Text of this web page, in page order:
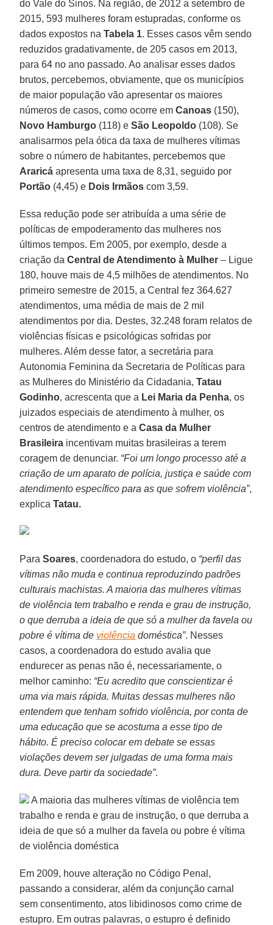
do Vale do Sinos. Na região, de 2012 a setembro de
2015, 593 mulheres foram estupradas, conforme os
dados expostos naTabela 1. Esses casos vêm sendo
reduzidos gradativamente, de 205 casos em 2013,
para 64 no ano passado. Ao analisar esses dados
brutos, percebemos, obviamente, que os municípios
de maior população vão apresentar os maiores
números de casos, como ocorre emCanoas (150),
Novo Hamburgo (118) eSão Leopoldo (108). Se
analisarmos pela ótica da taxa de mulheres vítimas
sobre o número de habitantes, percebemos que
Araricá apresenta uma taxa de 8,31, seguido por
Portão (4,45) e Dois Irmãos com 3,59.
Essa redução pode ser atribuída a uma série de
políticas de empoderamento das mulheres nos
últimos tempos. Em 2005, por exemplo, desde a
criação daCentral de Atendimento à Mulher – Ligue
180, houve mais de 4,5 milhões de atendimentos. No
primeiro semestre de 2015, a Central fez 364.627
atendimentos, uma média de mais de 2 mil
atendimentos por dia. Destes, 32.248 foram relatos de
violências físicas e psicológicas sofridas por
mulheres. Além desse fator, a secretária para
Autonomia Feminina da Secretaria de Políticas para
as Mulheres do Ministério da Cidadania,Tatau
Godinho, acrescenta que a Lei Maria da Penha, os
juizados especiais de atendimento à mulher, os
centros de atendimento e aCasa da Mulher
Brasileira incentivam muitas brasileiras a terem
coragem de denunciar. “Foi um longo processo até a
criação de um aparato de polícia, justiça e saúde com
atendimento específico para as que sofrem violência”,
explicaTatau.
ParaSoares, coordenadora do estudo, o “perfil das
vítimas não muda e continua reproduzindo padrões
culturais machistas. A maioria das mulheres vítimas
de violência tem trabalho e renda e grau de instrução,
o que derruba a ideia de que só a mulher da favela ou
pobre é vítima de violência doméstica”. Nesses
casos, a coordenadora do estudo avalia que
endurecer as penas não é, necessariamente, o
melhor caminho: “Eu acredito que conscientizar é
uma via mais rápida. Muitas dessas mulheres não
entendem que tenham sofrido violência, por conta de
uma educação que se acostuma a esse tipo de
hábito. É preciso colocar em debate se essas
violações devem ser julgadas de uma forma mais
dura. Deve partir da sociedade”.
A maioria das mulheres vítimas de violência tem
trabalho e renda e grau de instrução, o que derruba a
ideia de que só a mulher da favela ou pobre é vítima
de violência doméstica
Em 2009, houve alteração no Código Penal,
passando a considerar, além da conjunção carnal
sem consentimento, atos libidinosos como crime de
estupro. Em outras palavras, o estupro é definido